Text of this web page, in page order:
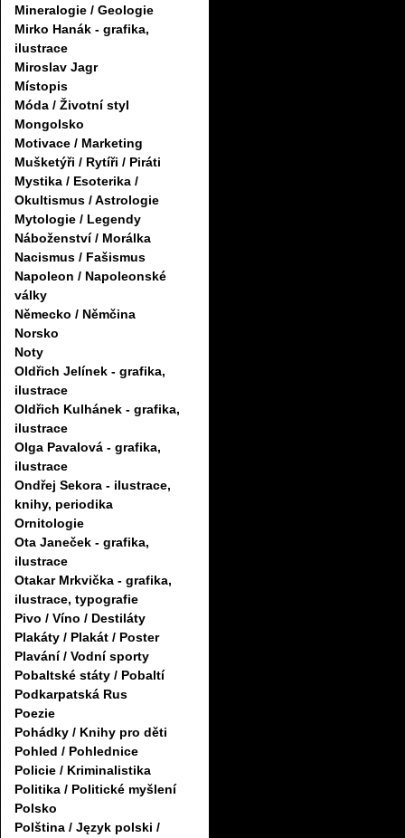
Mineralogie / Geologie
Mirko Hanák - grafika,
ilustrace
Miroslav Jagr
Místopis
Móda / Životní styl
Mongolsko
Motivace / Marketing
Mušketýři / Rytíři / Piráti
Mystika / Esoterika /
Okultismus / Astrologie
Mytologie / Legendy
Náboženství / Morálka
Nacismus / Fašismus
Napoleon / Napoleonské
války
Německo / Němčina
Norsko
Noty
Oldřich Jelínek - grafika,
ilustrace
Oldřich Kulhánek - grafika,
ilustrace
Olga Pavalová - grafika,
ilustrace
Ondřej Sekora - ilustrace,
knihy, periodika
Ornitologie
Ota Janeček - grafika,
ilustrace
Otakar Mrkvička - grafika,
ilustrace, typografie
Pivo / Víno / Destiláty
Plakáty / Plakát / Poster
Plavání / Vodní sporty
Pobaltské státy / Pobaltí
Podkarpatská Rus
Poezie
Pohádky / Knihy pro děti
Pohled / Pohlednice
Policie / Kriminalistika
Politika / Politické myšlení
Polsko
Polština / Język polski /